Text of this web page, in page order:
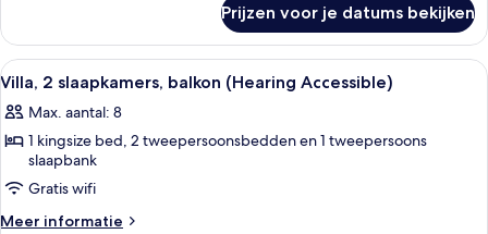
Tub)
laden
2
slaapkamers,
balkon
Accessible,
Tub)
Prijzen voor je datums bekijken
Alle
foto's
voor
Villa,
slaapkamers,
balkon
Een keuken met houten kastjes,
13
Villa, 2 slaapkamers, balkon (Hearing Accessible)
Max. aantal: 8
1 kingsize bed, 2 tweepersoonsbedden en 1 tweepersoons
slaapbank
Gratis wifi
Meer informatie
Meer